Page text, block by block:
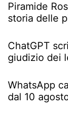
Piramide
storia delle
ChatGPT
giudizio dei
WhatsApp
dal 10